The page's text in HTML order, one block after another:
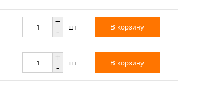
+
-
шт В корзину
+
-
шт В корзину